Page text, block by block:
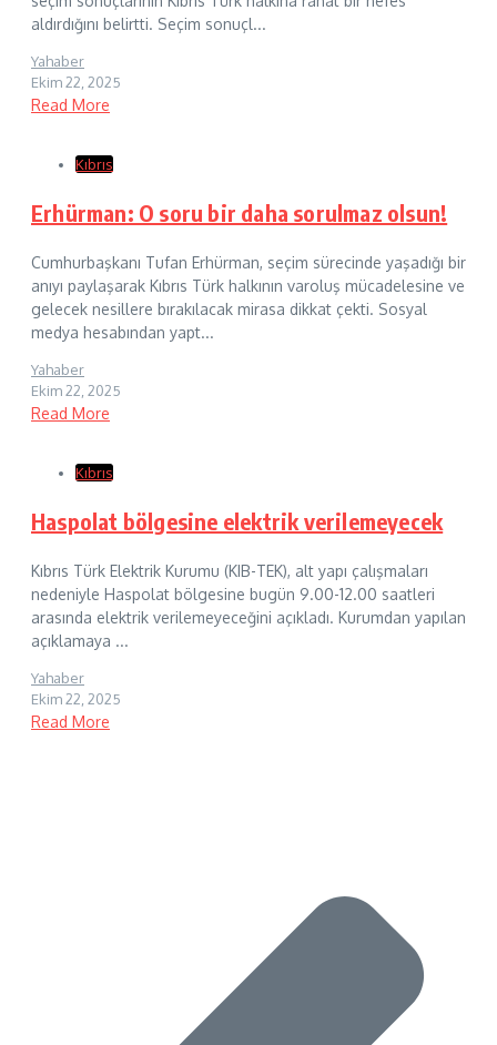
aldırdığını belirtti. Seçim sonuçl...
Yahaber
Ekim 22, 2025
Read More
Kıbrıs
Erhürman: O soru bir daha sorulmaz olsun!
Cumhurbaşkanı Tufan Erhürman, seçim sürecinde yaşadığı bir
anıyı paylaşarak Kıbrıs Türk halkının varoluş mücadelesine ve
gelecek nesillere bırakılacak mirasa dikkat çekti. Sosyal
medya hesabından yapt...
Yahaber
Ekim 22, 2025
Read More
Kıbrıs
Haspolat bölgesine elektrik verilemeyecek
Kıbrıs Türk Elektrik Kurumu (KIB-TEK), alt yapı çalışmaları
nedeniyle Haspolat bölgesine bugün 9.00-12.00 saatleri
arasında elektrik verilemeyeceğini açıkladı. Kurumdan yapılan
açıklamaya ...
Yahaber
Ekim 22, 2025
Read More